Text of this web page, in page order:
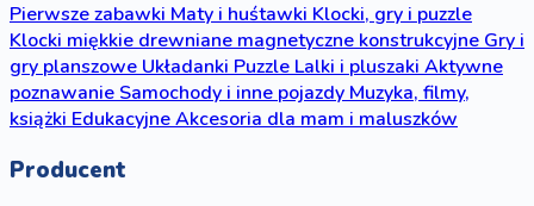
Pierwsze zabawkiMaty i huśtawkiKlocki, gry i puzzle
KlockimiękkiedrewnianemagnetycznekonstrukcyjneGry i
gry planszoweUkładankiPuzzleLalki i pluszakiAktywne
poznawanieSamochody i inne pojazdyMuzyka, filmy,
książkiEdukacyjneAkcesoria dla mam i maluszków
Producent